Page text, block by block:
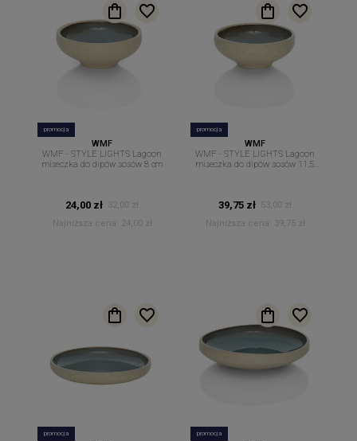
promocja
WMF
WMF - STYLE LIGHTS Lagoon
miseczka do dipów sosów 8 cm
24,00 zł
32,00 zł
Najniższa cena:
24,00 zł
promocja
WMF
WMF - STYLE LIGHTS Lagoon
miseczka do dipów sosów 11,5
39,75 zł
53,00 zł
Najniższa cena:
39,75 zł
promocja promocja